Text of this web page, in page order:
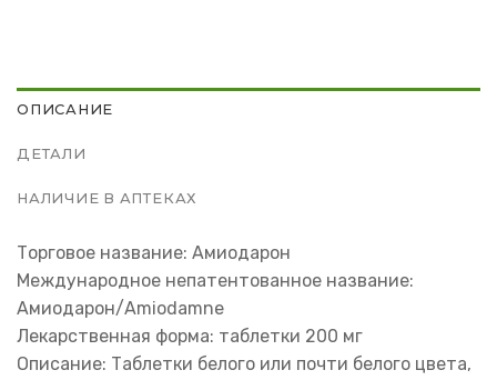
ОПИСАНИЕ
ДЕТАЛИ
НАЛИЧИЕ В АПТЕКАХ
Торговое название: Амиодарон
Международное непатентованное название:
Амиодарон/Amiodamne
Лекарственная форма: таблетки 200 мг
Описание: Таблетки белого или почти белого цвета,